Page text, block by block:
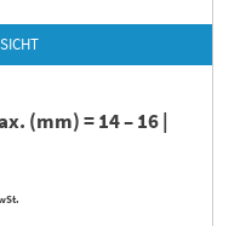
(mm) = 14 – 16 |